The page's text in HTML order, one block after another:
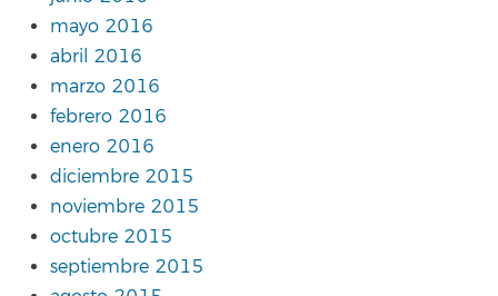
mayo 2016
abril 2016
marzo 2016
febrero 2016
enero 2016
diciembre 2015
noviembre 2015
octubre 2015
septiembre 2015